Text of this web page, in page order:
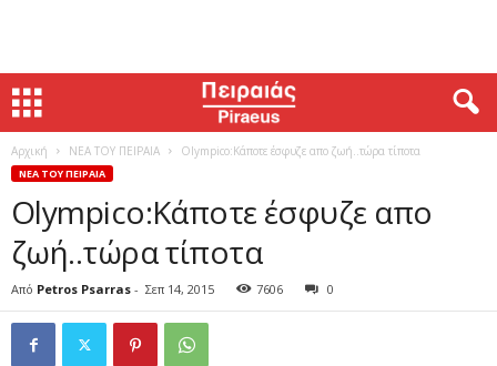
Αρχική ΝΕΑ ΤΟΥ ΠΕΙΡΑΙΑ Olympico:Κάποτε έσφυζε απο ζωή..τώρα τίποτα
ΝΕΑ ΤΟΥ ΠΕΙΡΑΙΑ
Olympico:Κάποτε έσφυζε απο
ζωή..τώρα τίποτα
Από Petros Psarras - Σεπ 14, 2015 7606 0